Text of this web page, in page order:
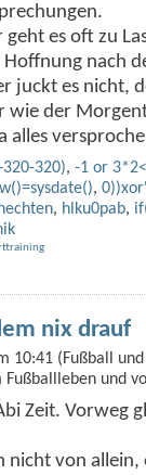
es oft zu
nach
juckt es nicht,
wie der
alles
320), -1 or
,
hechten, hlku0pab,
nix drauf
10:41 (Fußball
Fußballleben und
Zeit. Vorweg
nicht von allein,